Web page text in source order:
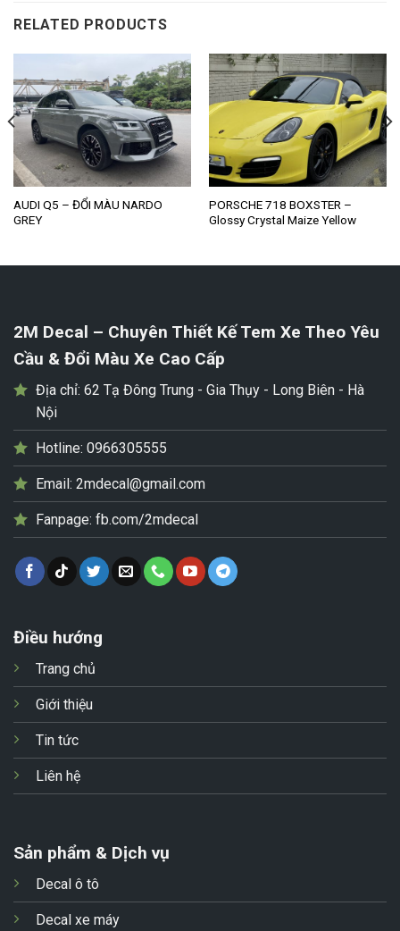
RELATED PRODUCTS
AUDI Q5 – ĐỔI MÀU NARDO
GREY
PORSCHE 718 BOXSTER –
Glossy Crystal Maize Yellow
2M Decal – Chuyên Thiết Kế Tem Xe Theo Yêu
Cầu & Đổi Màu Xe Cao Cấp
Địa chỉ: 62 Tạ Đông Trung - Gia Thụy - Long Biên - Hà
Nội
Hotline: 0966305555
Email: 2mdecal@gmail.com
Fanpage: fb.com/2mdecal
Điều hướng
Trang chủ
Giới thiệu
Tin tức
Liên hệ
Sản phẩm & Dịch vụ
Decal ô tô
Decal xe máy